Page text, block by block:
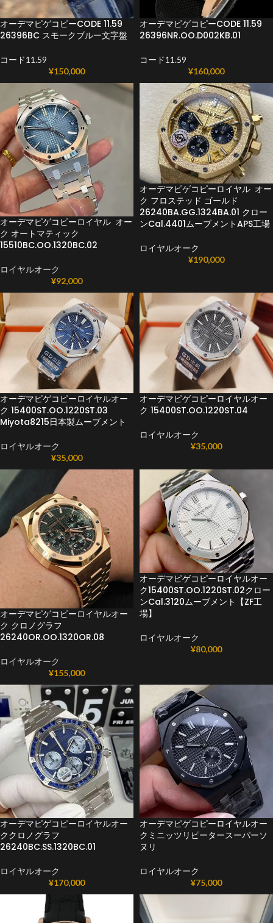
オーデマピゲコピーCODE 11.59
26396BC スモークブルー文字盤
コード11.59
¥150,000
オーデマピゲコピーCODE 11.59
26396NR.OO.D002KB.01
コード11.59
¥160,000
オーデマピゲコピーロイヤル オー
ク オートマティック
15510BC.OO.1320BC.02
ロイヤルオーク
¥92,000
オーデマピゲコピーロイヤル オー
ク フロステッド ゴールド
26240BA.GG.1324BA.01 クロー
ンCal.4401ムーブメントAPS工場
ロイヤルオーク
¥190,000
オーデマピゲコピーロイヤルオー
ク 15400ST.OO.1220ST.03
Miyota8215日本製ムーブメント
ロイヤルオーク
¥35,000
オーデマピゲコピーロイヤルオー
ク 15400ST.OO.1220ST.04
ロイヤルオーク
¥35,000
オーデマピゲコピーロイヤルオー
ク クロノグラフ
26240OR.OO.1320OR.08
ロイヤルオーク
¥155,000
オーデマピゲコピーロイヤルオー
ク15400ST.OO.1220ST.02クロー
ンCal.3120ムーブメント【ZF工
場】
ロイヤルオーク
¥80,000
オーデマピゲコピーロイヤルオー
ククロノグラフ
26240BC.SS.1320BC.01
ロイヤルオーク
¥170,000
オーデマピゲコピーロイヤルオー
クミニッツリピータースーパーソ
ヌリ
ロイヤルオーク
¥75,000